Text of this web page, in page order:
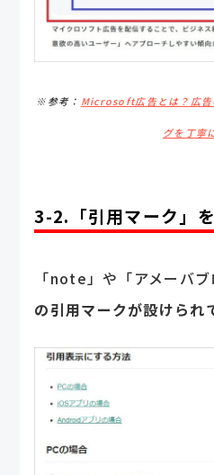
※参考： Microsoft広告とは？広告
グを丁寧
3-2.「引用マーク」
「note」や「アメーバブ
の引用マークが設けられ